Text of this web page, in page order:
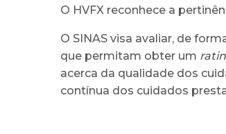
O HVFX reconhece a
O SINAS visa avaliar, de
que permitam obter um
acerca da qualidade dos
contínua dos cuidados